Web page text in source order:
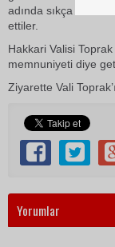
adında sıkça söz
ettiler.
Hakkari Valisi
memnuniyeti diye
Ziyarette Vali
Yorumlar